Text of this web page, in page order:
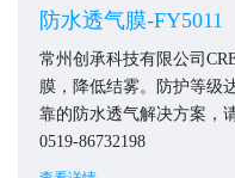
防水透气膜-FY5011
常州创承科技有限公司
膜，降低结雾。防护等级
靠的防水透气解决方案，
0519-86732198